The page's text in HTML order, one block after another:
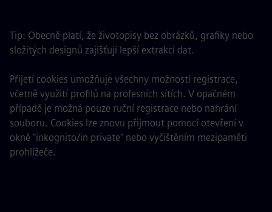
Tip: Obecně platí, že životopisy bez obrázků, grafiky nebo
složitých designů zajišťují lepší extrakci dat.
Přijetí cookies umožňuje všechny možnosti registrace,
včetně využití profilů na profesních sítích. V opačném
případě je možná pouze ruční registrace nebo nahrání
souboru. Cookies lze znovu přijmout pomocí otevření v
okně "inkognito/in private" nebo vyčištěním mezipaměti
prohlížeče.